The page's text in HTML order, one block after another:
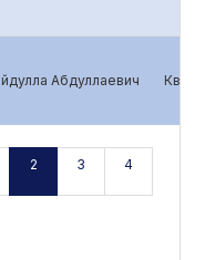
Абдуллаевич
2 3 4